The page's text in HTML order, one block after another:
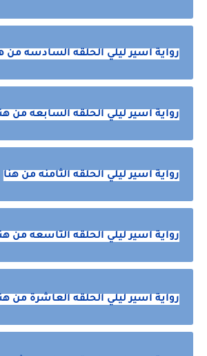
رواية اسير ليلي الحلقه السادسه من
رواية اسير ليلي الحلقه السابعه من
رواية اسير ليلي الحلقه الثامنه من هنا
رواية اسير ليلي الحلقه التاسعه من
رواية اسير ليلي الحلقه العاشرة من